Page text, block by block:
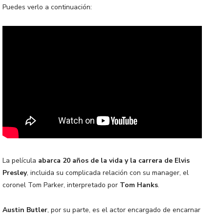
Puedes verlo a continuación:
La película abarca 20 años de la vida y la carrera de Elvis
Presley, incluida su complicada relación con su manager, el
coronel Tom Parker, interpretado por Tom Hanks.
Austin Butler, por su parte, es el actor encargado de encarnar